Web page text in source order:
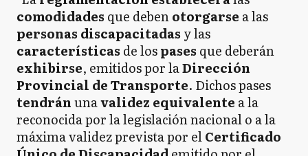
comodidades que debenotorgarse a las
personas discapacitadas y las
características de lospases que deberán
exhibirse, emitidos por laDirección
Provincial de Transporte. Dichos pases
tendránunavalidez equivalente a la
reconocida por la legislación nacional o a la
máxima validez prevista por elCertificado